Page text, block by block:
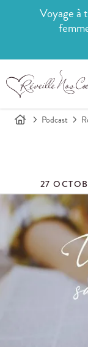
Voyage à
Podcast
27